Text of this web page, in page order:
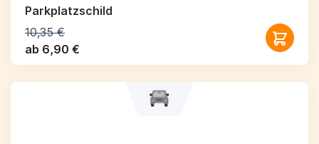
Parkplatzschild
10,35 €
ab 6,90 €